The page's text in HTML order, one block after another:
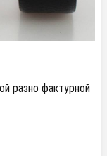
разно фактурной